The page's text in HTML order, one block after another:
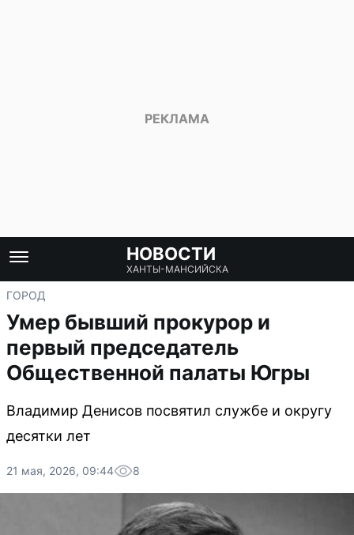
НОВОСТИ
ХАНТЫ-МАНСИЙСКА
ГОРОД
Умер бывший прокурор и
первый председатель
Общественной палаты Югры
Владимир Денисов посвятил службе и округу
десятки лет
21 мая, 2026, 09:44 8